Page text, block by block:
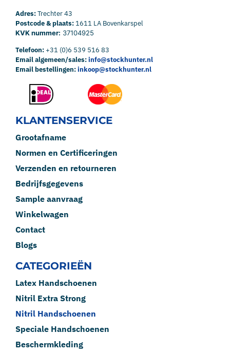
Adres:Trechter 43
Postcode & plaats: 1611 LA Bovenkarspel
KVK nummer: 37104925
Telefoon:+31 (0)6 539 516 83
Email algemeen/sales:info@stockhunter.nl
Email bestellingen:inkoop@stockhunter.nl
KLANTENSERVICE
Grootafname
Normen en Certificeringen
Verzenden en retourneren
Bedrijfsgegevens
Sample aanvraag
Winkelwagen
Contact
Blogs
CATEGORIEËN
Latex Handschoenen
Nitril Extra Strong
Nitril Handschoenen
Speciale Handschoenen
Beschermkleding